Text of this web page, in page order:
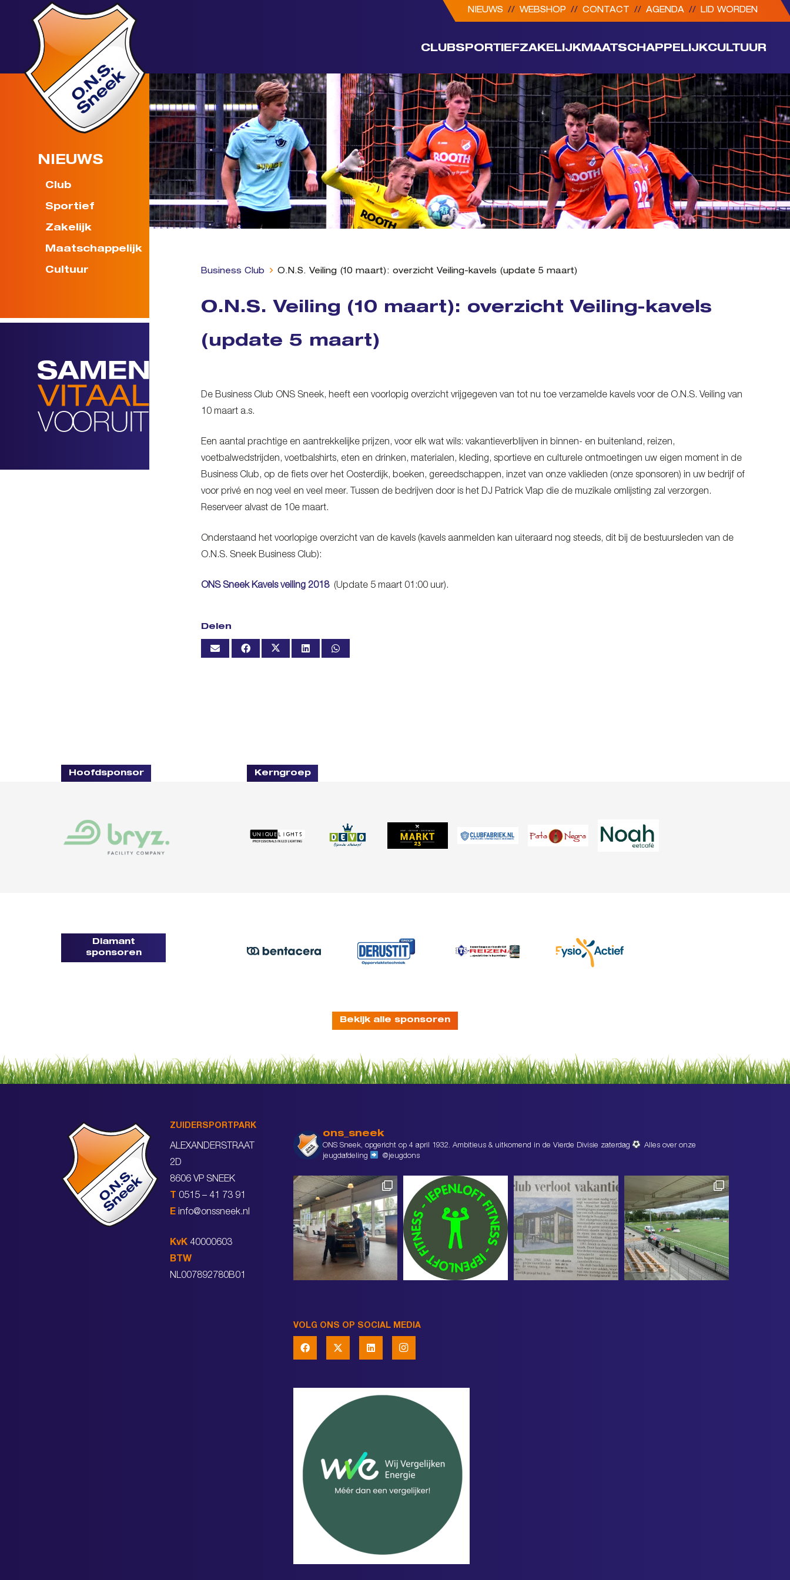
NIEUWS // WEBSHOP // CONTACT // AGENDA // LID WORDEN
CLUBSPORTIEFZAKELIJK MAATSCHAPPELIJKCULTUUR
NIEUWS
Club
Sportief
Zakelijk
Maatschappelijk
Cultuur Business Club O.N.S. Veiling (10 maart): overzicht Veiling-kavels (update 5 maart)
O.N.S. Veiling (10 maart): overzicht Veiling-kavels
(update 5 maart)
De Business Club ONS Sneek, heeft een voorlopig overzicht vrijgegeven van tot nu toe verzamelde kavels voor de O.N.S. Veiling van
10 maart a.s.
Een aantal prachtige en aantrekkelijke prijzen, voor elk wat wils: vakantieverblijven in binnen- en buitenland, reizen,
voetbalwedstrijden, voetbalshirts, eten en drinken, materialen, kleding, sportieve en culturele ontmoetingen uw eigen moment in de
Business Club, op de fiets over het Oosterdijk, boeken, gereedschappen, inzet van onze vaklieden (onze sponsoren) in uw bedrijf of
voor privé en nog veel en veel meer. Tussen de bedrijven door is het DJ Patrick Vlap die de muzikale omlijsting zal verzorgen.
Reserveer alvast de 10e maart.
Onderstaand het voorlopige overzicht van de kavels (kavels aanmelden kan uiteraard nog steeds, dit bij de bestuursleden van de
O.N.S. Sneek Business Club):
ONS Sneek Kavels veiling 2018 (Update 5 maart 01:00 uur).
Delen
Hoofdsponsor Kerngroep
Diamant
sponsoren
Bekijk alle sponsoren
ZUIDERSPORTPARK
ALEXANDERSTRAAT
2D
8606 VP SNEEK
T 0515 – 41 73 91
E info@onssneek.nl
KvK 40000603
BTW
NL007892780B01
ons_sneek
ONS Sneek, opgericht op 4 april 1932. Ambitieus & uitkomend in de Vierde Divisie zaterdag
Alles over onze
jeugdafdeling
@jeugdons
VOLG ONS OP SOCIAL MEDIA